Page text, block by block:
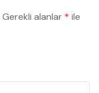
Gerekli alanlar * ile